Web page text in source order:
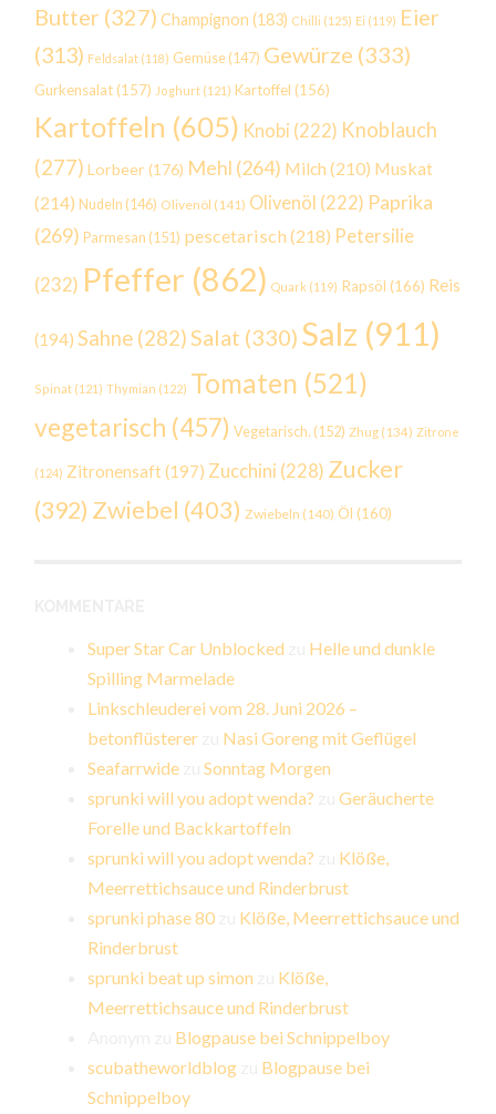
Butter (327) Champignon (183) Chilli (125) Ei (119) Eier
(313) Feldsalat (118) Gemüse (147) Gewürze (333)
Gurkensalat (157) Joghurt (121) Kartoffel (156)
Kartoffeln (605) Knobi (222) Knoblauch
(277) Lorbeer (176) Mehl (264) Milch (210) Muskat
(214) Nudeln (146) Olivenöl (141) Olivenöl (222) Paprika
(269) Parmesan (151) pescetarisch (218) Petersilie
(232) Pfeffer (862) Quark (119) Rapsöl (166) Reis
(194) Sahne (282) Salat (330) Salz (911)
Spinat (121) Thymian (122) Tomaten (521)
vegetarisch (457) Vegetarisch. (152) Zhug (134) Zitrone
(124) Zitronensaft(197) Zucchini (228) Zucker
(392) Zwiebel (403) Zwiebeln (140) Öl (160)
Super Star Car Unblocked
Helle und dunkle
Spilling Marmelade
Linkschleuderei vom 28. Juni 2026 –
betonflüsterer
Nasi Goreng mit Geflügel
Seafarrwide zuSonntag Morgen
sprunki will you adopt wenda? zuGeräucherte
Forelle und Backkartoffeln
sprunki will you adopt wenda?
Klöße,
Meerrettichsauce und Rinderbrust
sprunki phase 80
Klöße, Meerrettichsauce und
Rinderbrust
sprunki beat up simon
Klöße,
Meerrettichsauce und Rinderbrust
Blogpause bei Schnippelboy
scubatheworldblog
Blogpause bei
Schnippelboy